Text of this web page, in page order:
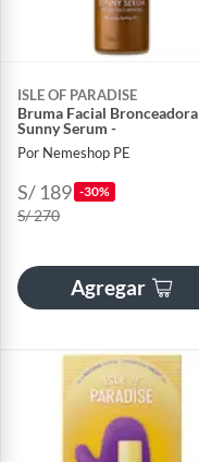
ISLE OF PARADISE
Bruma Facial Bronceadora
Sunny Serum -
Por Nemeshop PE
S/ 189 -30%
S/ 270
Agregar